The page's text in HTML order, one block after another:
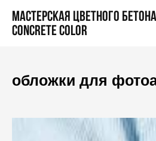
Мастерская цветного бетона
Concrete Color
обложки для